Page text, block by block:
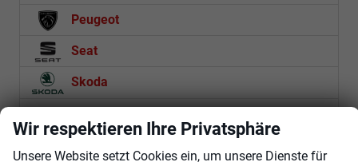
Peugeot
Seat
Skoda
Wir respektieren Ihre Privatsphäre
Unsere Website setzt Cookies ein, um unsere Dienste für